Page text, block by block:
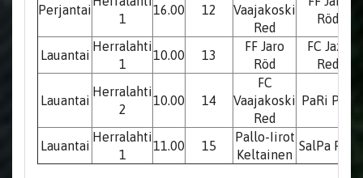
Perjantai
1
16.00 12
Vaajakoski
Red
Röd
Lauantai
Herralahti
1
10.00 13
FF Jaro
Röd
FC Jazz
Red
Lauantai
Herralahti
2
10.00 14
FC
Vaajakoski
Red
PaRi P08
Lauantai
Herralahti
1
11.00 15
Pallo-Iirot
Keltainen
SalPa P08